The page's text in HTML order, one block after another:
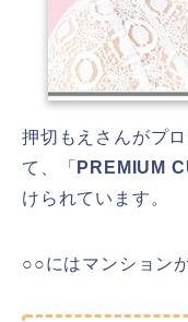
押切もえさんがプ
て、「 PREMIUM
けられています。
○○にはマンション